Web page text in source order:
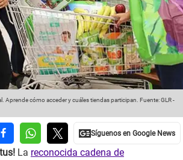
Aprende cómo acceder y cuáles tiendas participan. Fuente: GLR-
La reconocida cadena de